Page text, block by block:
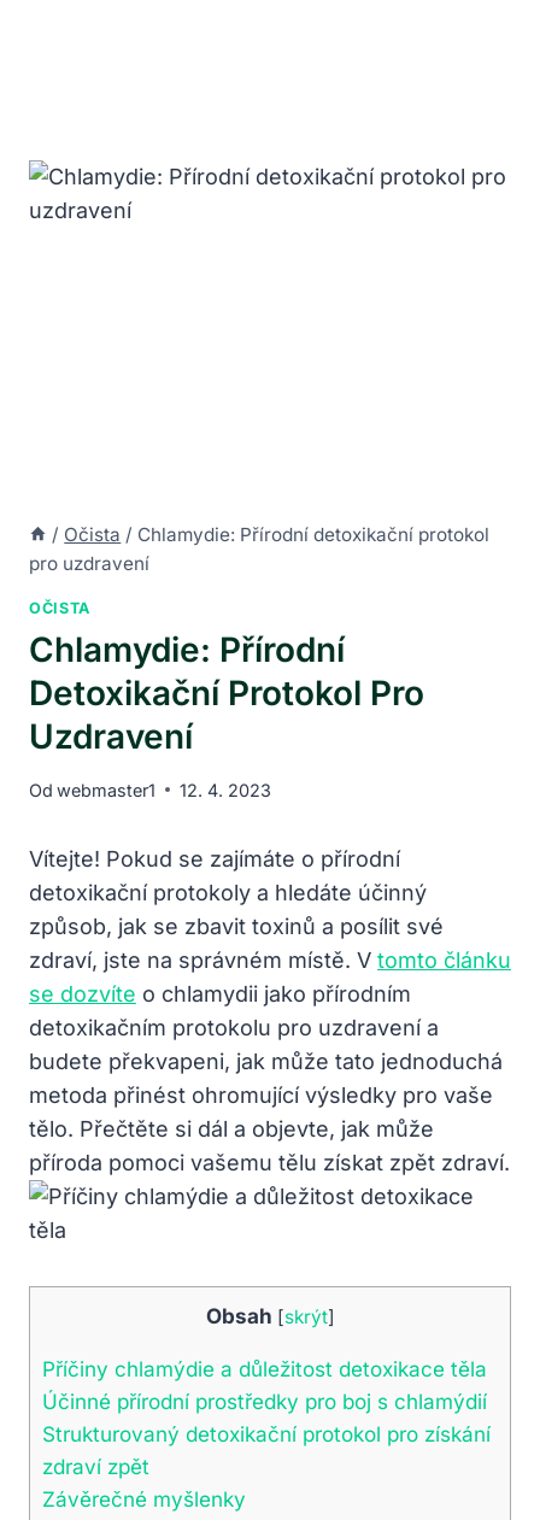
/ Očista / Chlamydie: Přírodní detoxikační protokol
pro uzdravení
OČISTA
Chlamydie: Přírodní
Detoxikační Protokol Pro
Uzdravení
Od webmaster1 12. 4. 2023
Vítejte! Pokud se zajímáte o přírodní
detoxikační protokoly ⁣a hledáte ‌účinný‌
způsob, jak se zbavit toxinů a⁣ posílit ⁤své‍
zdraví, jste na⁤ správném místě. V tomto článku
se dozvíte o chlamydii jako ​přírodním
detoxikačním protokolu pro uzdravení a
budete překvapeni, jak může tato jednoduchá
metoda přinést ohromující výsledky ​pro vaše
tělo. ‌Přečtěte ​si⁣ dál a objevte, jak‌ může
příroda pomoci vašemu ‌tělu získat zpět⁢ zdraví.
Obsah [skrýt]
Příčiny chlamýdie a⁢ důležitost detoxikace těla
Účinné ​přírodní prostředky‌ pro boj ⁤s ‍chlamýdií
Strukturovaný detoxikační protokol pro ⁤získání
‌zdraví zpět
Závěrečné myšlenky